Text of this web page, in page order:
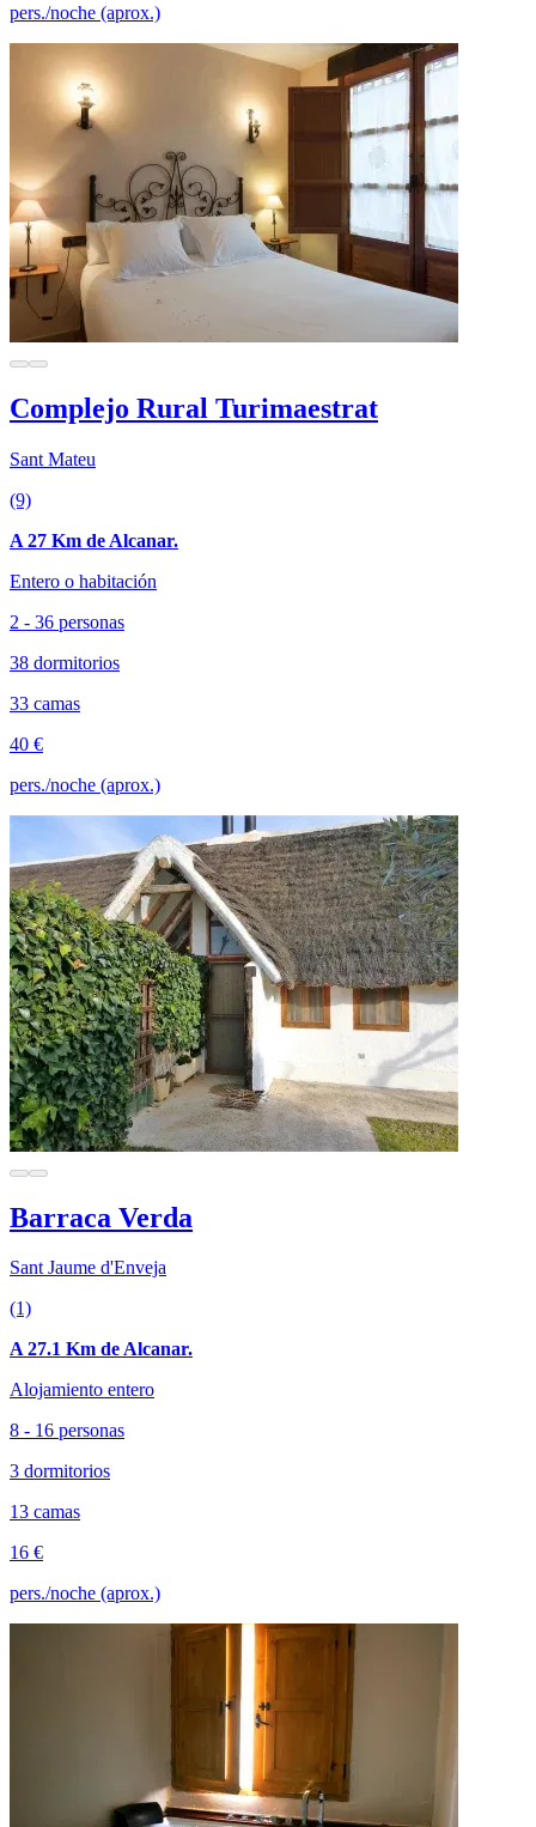
pers./noche (aprox.)
Complejo Rural Turimaestrat
Sant Mateu
(9)
A 27 Km de Alcanar.
Entero o habitación
2 - 36 personas
38 dormitorios
33 camas
40 €
pers./noche (aprox.)
Barraca Verda
Sant Jaume d'Enveja
(1)
A 27.1 Km de Alcanar.
Alojamiento entero
8 - 16 personas
3 dormitorios
13 camas
16 €
pers./noche (aprox.)